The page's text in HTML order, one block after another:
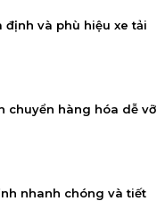
định và phù hiệu xe tải
chuyển hàng hóa dễ vỡ
nhanh chóng và tiết